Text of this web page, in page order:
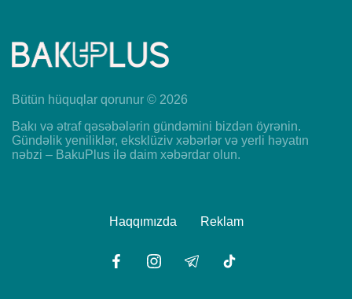
Bütün hüquqlar qorunur © 2026
Bakı və ətraf qəsəbələrin gündəmini bizdən öyrənin.
Gündəlik yeniliklər, eksklüziv xəbərlər və yerli həyatın
nəbzi – BakuPlus ilə daim xəbərdar olun.
Haqqımızda Reklam